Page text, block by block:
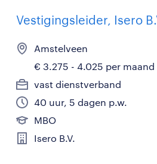
Vestigingsleider, Isero
Amstelveen
€ 3.275 - 4.025 per maand
vast dienstverband
40 uur, 5 dagen p.w.
MBO
Isero B.V.